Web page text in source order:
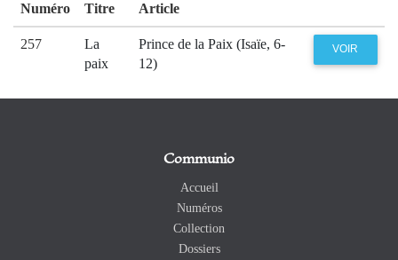
Numéro Titre Article
257
La
paix
Prince de la Paix (Isaïe, 6-
12)
VOIR
Communio
Accueil
Numéros
Collection
Dossiers